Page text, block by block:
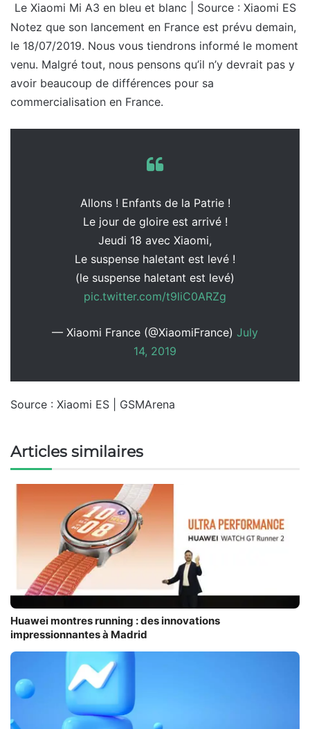
Le Xiaomi Mi A3 en bleu et blanc | Source : Xiaomi ES
Notez que son lancement en France est prévu demain,
le 18/07/2019. Nous vous tiendrons informé le moment
venu. Malgré tout, nous pensons qu’il n’y devrait pas y
avoir beaucoup de différences pour sa
commercialisation en France.
Allons ! Enfants de la Patrie !
Le jour de gloire est arrivé !
Jeudi 18 avec Xiaomi,
Le suspense haletant est levé !
(le suspense haletant est levé)
pic.twitter.com/t9liC0ARZg
— Xiaomi France (@XiaomiFrance) July
14, 2019
Source : Xiaomi ES | GSMArena
Articles similaires
Huawei montres running : des innovations
impressionnantes à Madrid